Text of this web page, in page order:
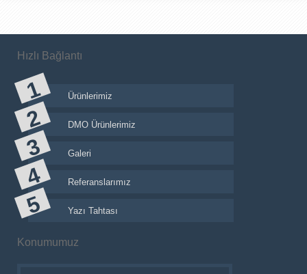
Hızlı Bağlantı
Ürünlerimiz
DMO Ürünlerimiz
Galeri
Referanslarımız
Yazı Tahtası
Konumumuz